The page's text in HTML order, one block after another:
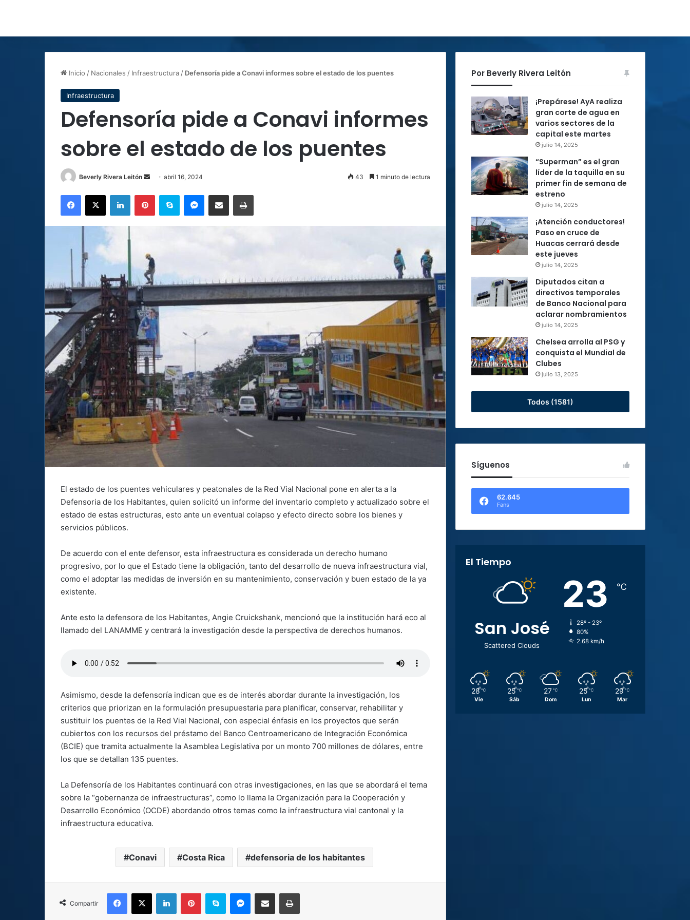
Inicio / Nacionales / Infraestructura / Defensoría pide a Conavi informes sobre el estado de los puentes
Infraestructura
Defensoría pide a Conavi informes
sobre el estado de los puentes
Beverly Rivera Leitón
Sendabril 16, 2024 43 1 minuto de lectura
Facebook
X LinkedInPinterestSkype MessengerCompartir por correo electrónicoImprimir
El estado de los puentes vehiculares y peatonales de la Red Vial Nacional pone en alerta a la
Defensoria de los Habitantes, quien solicitó un informe del inventario completo y actualizado sobre el
estado de estas estructuras, esto ante un eventual colapso y efecto directo sobre los bienes y
servicios públicos.
De acuerdo con el ente defensor, esta infraestructura es considerada un derecho humano
progresivo, por lo que el Estado tiene la obligación, tanto del desarrollo de nueva infraestructura vial,
como el adoptar las medidas de inversión en su mantenimiento, conservación y buen estado de la ya
existente.
Ante esto la defensora de los Habitantes, Angie Cruickshank, mencionó que la institución hará eco al
llamado del LANAMME y centrará la investigación desde la perspectiva de derechos humanos.
Asimismo, desde la defensoría indican que es de interés abordar durante la investigación, los
criterios que priorizan en la formulación presupuestaria para planificar, conservar, rehabilitar y
sustituir los puentes de la Red Vial Nacional, con especial énfasis en los proyectos que serán
cubiertos con los recursos del préstamo del Banco Centroamericano de Integración Económica
(BCIE) que tramita actualmente la Asamblea Legislativa por un monto 700 millones de dólares, entre
los que se detallan 135 puentes.
La Defensoría de los Habitantes continuará con otras investigaciones, en las que se abordará el tema
sobre la “gobernanza de infraestructuras”, como lo llama la Organización para la Cooperación y
Desarrollo Económico (OCDE) abordando otros temas como la infraestructura vial cantonal y la
infraestructura educativa.
Conavi Costa Rica defensoria de los habitantes
Compartir
Facebook
X LinkedInPinterestSkype MessengerCompartir por correo electrónicoImprimir
Por Beverly Rivera Leitón
¡Prepárese! AyA realiza
gran corte de agua en
varios sectores de la
capital este martes
julio 14, 2025
“Superman” es el gran
líder de la taquilla en su
primer fin de semana de
estreno
julio 14, 2025
¡Atención conductores!
Paso en cruce de
Huacas cerrará desde
este jueves
julio 14, 2025
Diputados citan a
directivos temporales
de Banco Nacional para
aclarar nombramientos
julio 14, 2025
Chelsea arrolla al PSG y
conquista el Mundial de
Clubes
julio 13, 2025
Todos (1581)
Síguenos
62.645
Fans
El Tiempo
San José
Scattered Clouds
23 ℃
28º - 23º
80%
2.68 km/h
28 ℃
Vie
25 ℃
Sáb
27 ℃
Dom
25 ℃
Lun
29 ℃
Mar